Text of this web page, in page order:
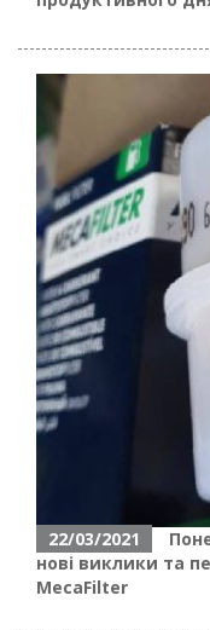
22/03/2021
нові виклики та
MecaFilter